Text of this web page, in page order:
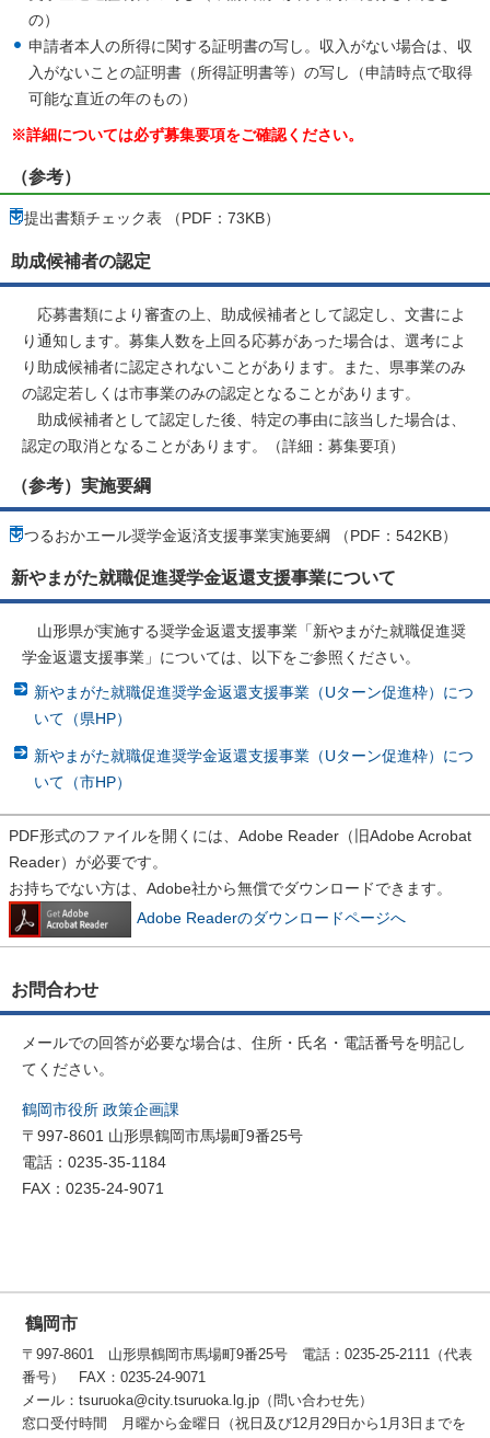
の）
申請者本人の所得に関する証明書の写し。収入がない場合は、収
入がないことの証明書（所得証明書等）の写し（申請時点で取得
可能な直近の年のもの）
※詳細については必ず募集要項をご確認ください。
（参考）
提出書類チェック表 （PDF：73KB）
助成候補者の認定
応募書類により審査の上、助成候補者として認定し、文書によ
り通知します。募集人数を上回る応募があった場合は、選考によ
り助成候補者に認定されないことがあります。また、県事業のみ
の認定若しくは市事業のみの認定となることがあります。
助成候補者として認定した後、特定の事由に該当した場合は、
認定の取消となることがあります。（詳細：募集要項）
（参考）実施要綱
つるおかエール奨学金返済支援事業実施要綱 （PDF：542KB）
新やまがた就職促進奨学金返還支援事業について
山形県が実施する奨学金返還支援事業「新やまがた就職促進奨
学金返還支援事業」については、以下をご参照ください。
新やまがた就職促進奨学金返還支援事業（Uターン促進枠）につ
いて（県HP）
新やまがた就職促進奨学金返還支援事業（Uターン促進枠）につ
いて（市HP）
PDF形式のファイルを開くには、Adobe Reader（旧Adobe Acrobat
Reader）が必要です。
お持ちでない方は、Adobe社から無償でダウンロードできます。
Adobe Readerのダウンロードページへ
お問合わせ
メールでの回答が必要な場合は、住所・氏名・電話番号を明記し
てください。
鶴岡市役所 政策企画課
〒997-8601 山形県鶴岡市馬場町9番25号
電話：0235-35-1184
FAX：0235-24-9071
鶴岡市
〒997-8601 山形県鶴岡市馬場町9番25号 電話：0235-25-2111（代表
番号） FAX：0235-24-9071
メール：tsuruoka@city.tsuruoka.lg.jp（問い合わせ先）
窓口受付時間 月曜から金曜日（祝日及び12月29日から1月3日までを